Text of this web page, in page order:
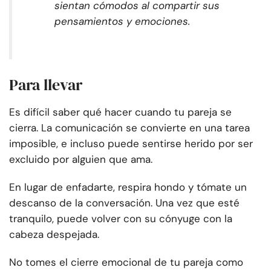
sientan cómodos al compartir sus
pensamientos y emociones.
Para llevar
Es difícil saber qué hacer cuando tu pareja se
cierra. La comunicación se convierte en una tarea
imposible, e incluso puede sentirse herido por ser
excluido por alguien que ama.
En lugar de enfadarte, respira hondo y tómate un
descanso de la conversación. Una vez que esté
tranquilo, puede volver con su cónyuge con la
cabeza despejada.
No tomes el cierre emocional de tu pareja como